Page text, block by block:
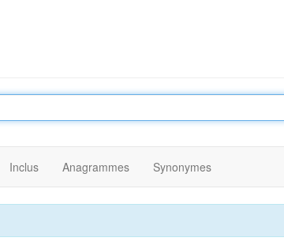
Inclus Anagrammes Synonymes